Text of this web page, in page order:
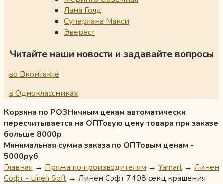
Лана Голд
Суперлана Макси
Эверест
Читайте наши новости и задавайте вопросы
во Вконтакте
в Одноклассниках
Корзина по РОЗНичным ценам автоматически
пересчитывается на ОПТовую цену товара при заказе
больше 8000р
Минимальная сумма заказа по ОПТовым ценам -
5000руб
Главная → Пряжа по производителям → Yarnart → Линен
Софт - Linen Soft → Линен Софт 7408 секц.крашения